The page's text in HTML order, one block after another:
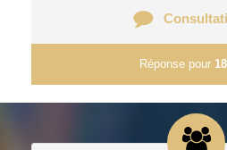
Réponse pour